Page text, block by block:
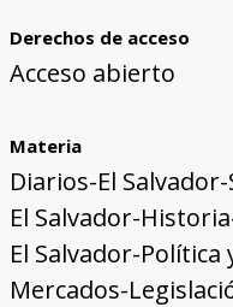
Derechos de acceso
Acceso abierto
Materia
Diarios-El Salvador-
El Salvador-
El Salvador-
Mercados-